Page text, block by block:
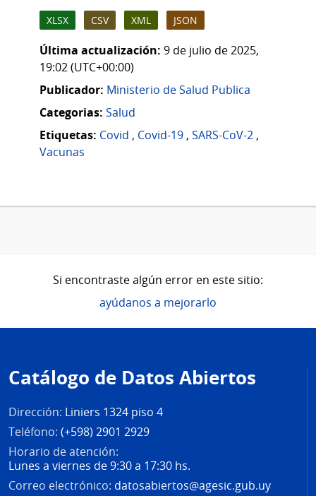
XLSX CSV XML JSON
Última actualización: 9 de julio de 2025,
19:02 (UTC+00:00)
Publicador: Ministerio de Salud Publica
Categorias: Salud
Etiquetas: Covid , Covid-19 , SARS-CoV-2 ,
Vacunas
Si encontraste algún error en este sitio:
ayúdanos a mejorarlo
de
página
Catálogo de Datos Abiertos
Dirección: Liniers 1324 piso 4
Teléfono: (+598) 2901 2929
Horario de atención:
Lunes a viernes de 9:30 a 17:30 hs.
Correo electrónico: datosabiertos@agesic.gub.uy